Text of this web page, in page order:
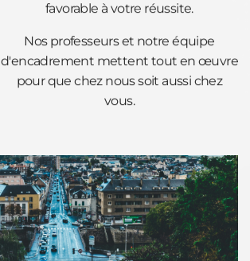
favorable à votre réussite.
Nos professeurs et notre équipe
d'encadrement mettent tout en œuvre
pour que chez nous soit aussi chez
vous.